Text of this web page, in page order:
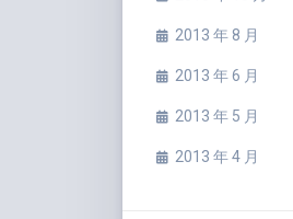
2013 年 8 月
2013 年 6 月
2013 年 5 月
2013 年 4 月